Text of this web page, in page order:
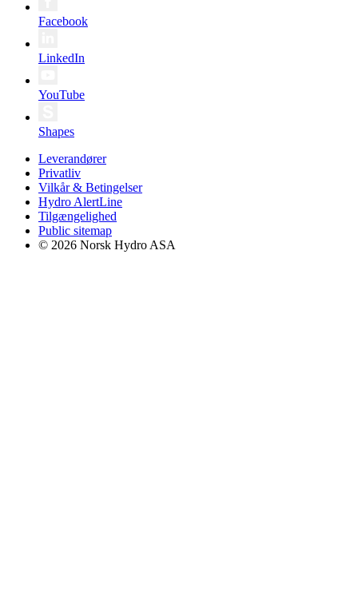
Facebook
LinkedIn
YouTube
Shapes
Leverandører
Privatliv
Vilkår & Betingelser
Hydro AlertLine
Tilgængelighed
Public sitemap
© 2026 Norsk Hydro ASA